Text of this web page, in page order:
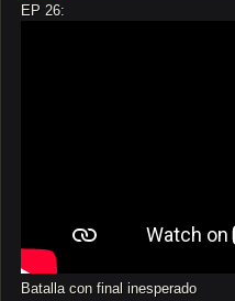
EP 26:
Batalla con final inesperado